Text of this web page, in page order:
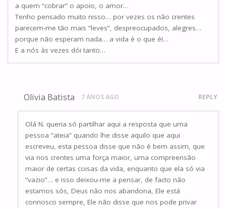
a quem “cobrar” o apoio, o amor…
Tenho pensado muito nisso… por vezes os não crentes
parecem-me tão mais “leves”, despreocupados, alegres…
porque não esperam nada… a vida é o que é!…
E a nós às vezes dói tanto…
Olívia Batista 7 ANOS AGO REPLY
Olá N. queria só partilhar aqui a resposta que uma
pessoa “ateia” quando lhe disse aquilo que aqui
escreveu, esta pessoa disse que não é bem assim, que
via nos crentes uma força maior, uma compreensão
maior de certas coisas da vida, enquanto que ela só via
“vazio”… e isso deixou-me a pensar, de facto não
estamos sós, Deus não nos abandona, Ele está
connosco sempre, Ele não disse que nos pode privar